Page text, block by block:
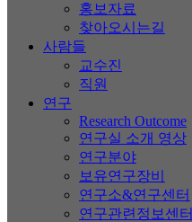
홍보자료
찾아오시는길
사람들
교수진
직원
연구
Research Outcome
연구실 소개 영상
연구분야
보유연구장비
연구소&연구센터
연구관련정보센터